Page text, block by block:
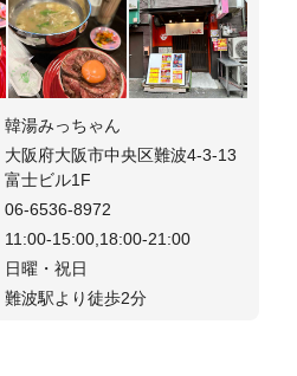
ープの方も濃厚で本格的！
韓湯みっちゃん
大阪府大阪市中央区難波4-3-13
富士ビル1F
06-6536-8972
11:00-15:00,18:00-21:00
日曜・祝日
難波駅より徒歩2分